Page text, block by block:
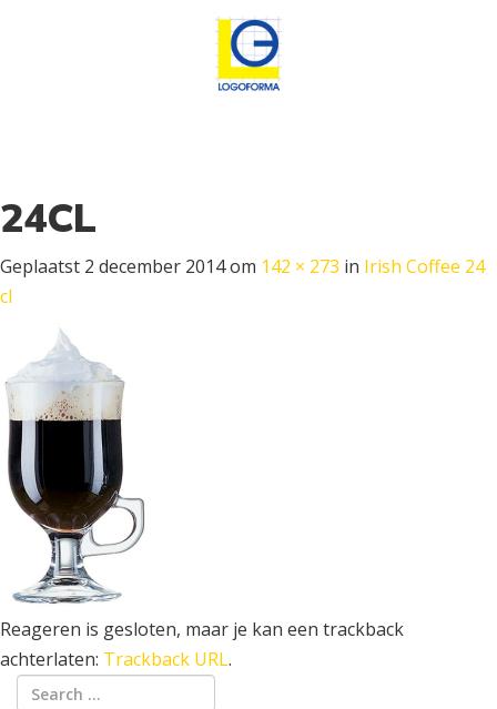
24CL
Geplaatst 2 december 2014om 142 × 273 in Irish Coffee 24
cl
Reageren is gesloten, maar je kan een trackback
achterlaten: Trackback URL.